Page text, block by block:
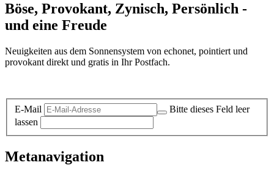
Böse, Provokant, Zynisch, Persönlich -
und eine Freude
Neuigkeiten aus dem Sonnensystem von echonet, pointiert und
provokant direkt und gratis in Ihr Postfach.
E-Mail
Bitte dieses Feld leer
lassen
Metanavigation